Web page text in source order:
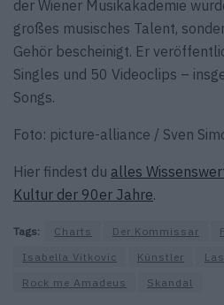
der Wiener Musikakademie
großes musisches Talent,
Gehör bescheinigt. Er
Singles und 50 Videoclips –
Songs.
Foto: picture-alliance / Sven
Hier findest du alles
Kultur der 90er Jahre.
Tags: Charts Der Kommissar
Isabella Vitkovic
Künstler
Rock me Amadeus
Skandal